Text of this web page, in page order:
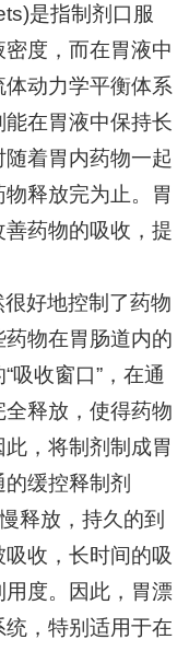
是指制剂口服
度，而在胃液中
动力学平衡体系
在胃液中保持长
着胃内药物一起
释放完为止。胃
药物的吸收，提
好地控制了药物
物在胃肠道内的
吸收窗口”，在通
释放，使得药物
，将制剂制成胃
缓控释制剂
释放，持久的到
收，长时间的吸
度。因此，胃漂
，特别适用于在